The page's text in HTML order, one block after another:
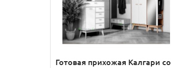
Готовая прихожая Калгари со